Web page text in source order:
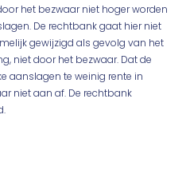
het bezwaar niet hoger worden
De rechtbank gaat hier niet
gewijzigd als gevolg van het
niet door het bezwaar. Dat de
aanslagen te weinig rente in
niet aan af. De rechtbank